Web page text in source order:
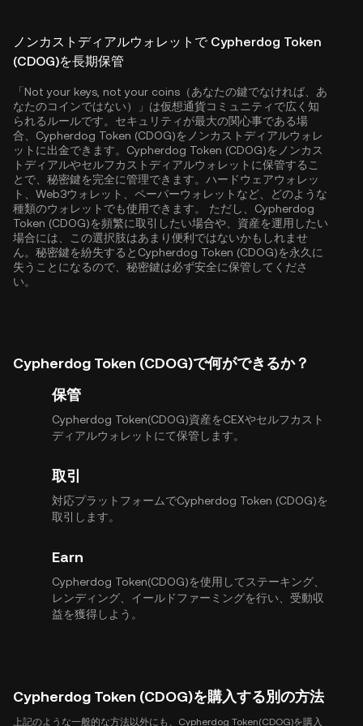
ノンカストディアルウォレットで Cypherdog Token
(CDOG)を長期保管
「Not your keys, not your coins（あなたの鍵でなければ、あ
なたのコインではない）」は仮想通貨コミュニティで広く知
られるルールです。セキュリティが最大の関心事である場
合、Cypherdog Token (CDOG)をノンカストディアルウォレ
ットに出金できます。Cypherdog Token (CDOG)をノンカス
トディアルやセルフカストディアルウォレットに保管するこ
とで、秘密鍵を完全に管理できます。ハードウェアウォレッ
ト、Web3ウォレット、ペーパーウォレットなど、どのような
種類のウォレットでも使用できます。 ただし、Cypherdog
Token (CDOG)を頻繁に取引したい場合や、資産を運用したい
場合には、この選択肢はあまり便利ではないかもしれませ
ん。秘密鍵を紛失するとCypherdog Token (CDOG)を永久に
失うことになるので、秘密鍵は必ず安全に保管してくださ
い。
Cypherdog Token (CDOG)で何ができるか？
保管
Cypherdog Token(CDOG)資産をCEXやセルフカスト
ディアルウォレットにて保管します。
取引
対応プラットフォームでCypherdog Token (CDOG)を
取引します。
Earn
Cypherdog Token(CDOG)を使用してステーキング、
レンディング、イールドファーミングを行い、受動収
益を獲得しよう。
Cypherdog Token (CDOG)を購入する別の方法
上記のような一般的な方法以外にも、Cypherdog Token(CDOG)を購入